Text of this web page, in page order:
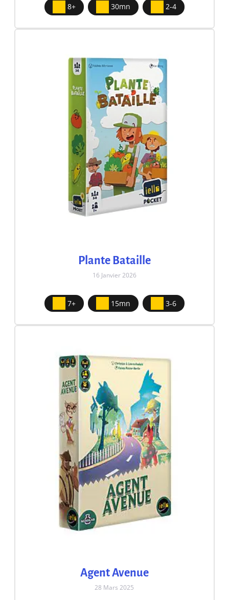
8+ 30mn 2-4
Plante Bataille
16 Janvier 2026
7+ 15mn 3-6
Agent Avenue
28 Mars 2025